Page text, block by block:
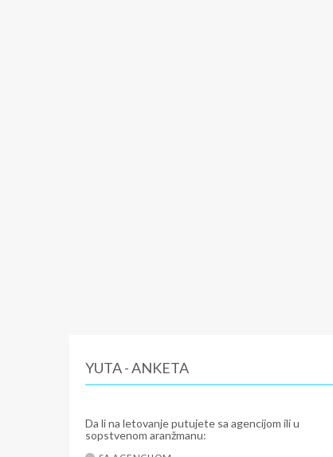
YUTA - ANKETA
Da li na letovanje putujete sa agencijom ili u
sopstvenom aranžmanu: